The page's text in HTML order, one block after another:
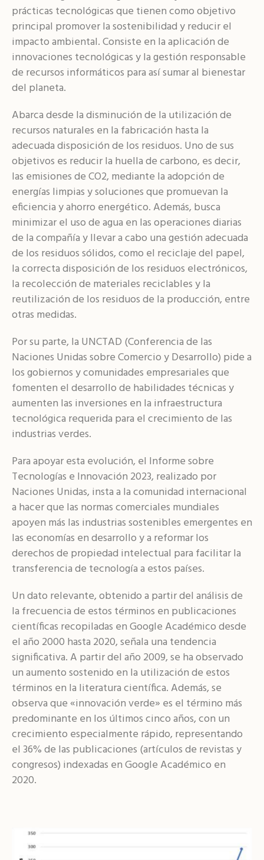
prácticas tecnológicas que tienen como objetivo
principal promover la sostenibilidad y reducir el
impacto ambiental. Consiste en la aplicación de
innovaciones tecnológicas y la gestión responsable
de recursos informáticos para así sumar al bienestar
del planeta.
Abarca desde la disminución de la utilización de
recursos naturales en la fabricación hasta la
adecuada disposición de los residuos. Uno de sus
objetivos es reducir la huella de carbono, es decir,
las emisiones de CO2, mediante la adopción de
energías limpias y soluciones que promuevan la
eficiencia y ahorro energético. Además, busca
minimizar el uso de agua en las operaciones diarias
de la compañía y llevar a cabo una gestión adecuada
de los residuos sólidos, como el reciclaje del papel,
la correcta disposición de los residuos electrónicos,
la recolección de materiales reciclables y la
reutilización de los residuos de la producción, entre
otras medidas.
Por su parte, la UNCTAD (Conferencia de las
Naciones Unidas sobre Comercio y Desarrollo) pide a
los gobiernos y comunidades empresariales que
fomenten el desarrollo de habilidades técnicas y
aumenten las inversiones en la infraestructura
tecnológica requerida para el crecimiento de las
industrias verdes.
Para apoyar esta evolución, el Informe sobre
Tecnologías e Innovación 2023, realizado por
Naciones Unidas, insta a la comunidad internacional
a hacer que las normas comerciales mundiales
apoyen más las industrias sostenibles emergentes en
las economías en desarrollo y a reformar los
derechos de propiedad intelectual para facilitar la
transferencia de tecnología a estos países.
Un dato relevante, obtenido a partir del análisis de
la frecuencia de estos términos en publicaciones
científicas recopiladas en Google Académico desde
el año 2000 hasta 2020, señala una tendencia
significativa. A partir del año 2009, se ha observado
un aumento sostenido en la utilización de estos
términos en la literatura científica. Además, se
observa que «innovación verde» es el término más
predominante en los últimos cinco años, con un
crecimiento especialmente rápido, representando
el 36% de las publicaciones (artículos de revistas y
congresos) indexadas en Google Académico en
2020.